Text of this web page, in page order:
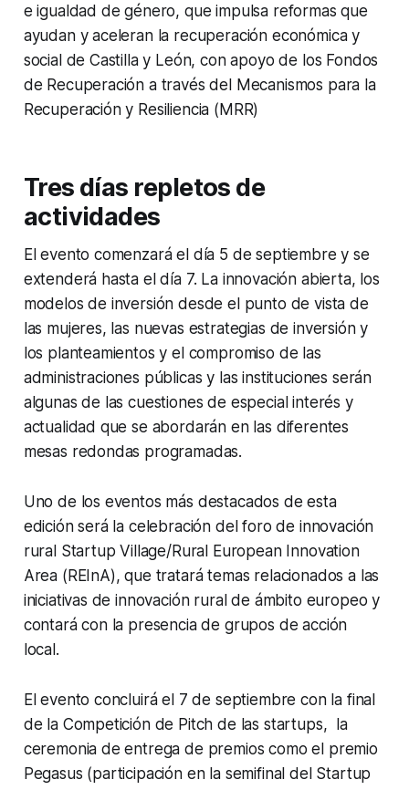
e igualdad de género, que impulsa reformas que
ayudan y aceleran la recuperación económica y
social de Castilla y León, con apoyo de los Fondos
de Recuperación a través del Mecanismos para la
Recuperación y Resiliencia (MRR)
Tres días repletos de
actividades
El evento comenzará el día 5 de septiembre y se
extenderá hasta el día 7. La innovación abierta, los
modelos de inversión desde el punto de vista de
las mujeres, las nuevas estrategias de inversión y
los planteamientos y el compromiso de las
administraciones públicas y las instituciones serán
algunas de las cuestiones de especial interés y
actualidad que se abordarán en las diferentes
mesas redondas programadas.
Uno de los eventos más destacados de esta
edición será la celebración del foro de innovación
rural Startup Village/Rural European Innovation
Area (REInA), que tratará temas relacionados a las
iniciativas de innovación rural de ámbito europeo y
contará con la presencia de grupos de acción
local.
El evento concluirá el 7 de septiembre con la final
de la Competición de Pitch de las startups, la
ceremonia de entrega de premios como el premio
Pegasus (participación en la semifinal del Startup